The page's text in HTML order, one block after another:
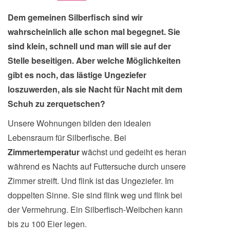
Dem gemeinen Silberfisch sind wir
wahrscheinlich alle schon mal begegnet. Sie
sind klein, schnell und man will sie auf der
Stelle beseitigen. Aber welche Möglichkeiten
gibt es noch, das lästige Ungeziefer
loszuwerden, als sie Nacht für Nacht mit dem
Schuh zu zerquetschen?
Unsere Wohnungen bilden den idealen
Lebensraum für Silberfische. Bei
Zimmertemperaturwächst und gedeiht es heran
während es Nachts auf Futtersuche durch unsere
Zimmer streift. Und flink ist das Ungeziefer. Im
doppelten Sinne. Sie sind flink weg und flink bei
der Vermehrung. Ein Silberfisch-Weibchen kann
bis zu 100 Eier legen.